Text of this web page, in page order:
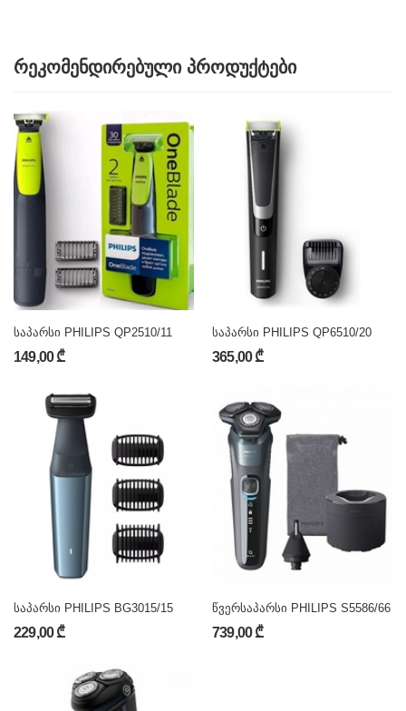
რეკომენდირებული პროდუქტები
საპარსი PHILIPS QP2510/11
149,00 ₾
საპარსი PHILIPS QP6510/20
365,00 ₾
საპარსი PHILIPS BG3015/15
229,00 ₾
წვერსაპარსი PHILIPS S5586/66
739,00 ₾